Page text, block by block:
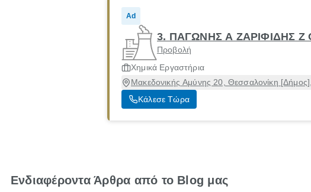
Ad
3. ΠΑΓΩΝΗΣ Α ΖΑΡΙΦΙΔΗΣ Ζ
Προβολή
Χημικά Εργαστήρια
Μακεδονικής Αμύνης 20, Θεσσαλονίκη
Κάλεσε Τώρα
Ενδιαφέροντα Άρθρα από το Blog μας